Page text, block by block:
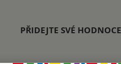
PŘIDEJTE SVÉ